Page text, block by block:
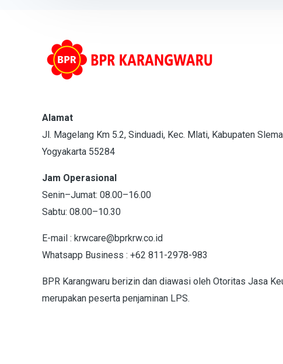
Alamat
Jl. Magelang Km 5.2, Sinduadi, Kec. Mlati, Kabupaten
Yogyakarta 55284
Jam Operasional
Senin–Jumat: 08.00–16.00
Sabtu: 08.00–10.30
E-mail : krwcare@bprkrw.co.id
Whatsapp Business : +62 811-2978-983
BPR Karangwaru berizin dan diawasi oleh Otoritas Jasa
merupakan peserta penjaminan LPS.